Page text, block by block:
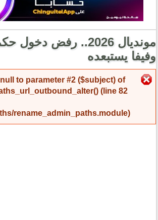
مونديال 2026.. رفض
وفيفا يستبعده
رسالة الخطأ
to parameter #2 ($subject) of
(line 82
rename_admin_paths.module).